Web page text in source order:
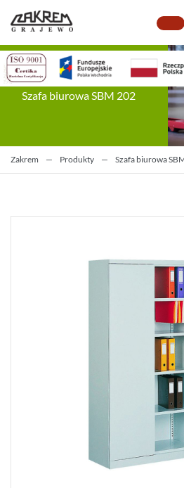
Szafa biurowa SBM 202
Zakrem — Produkty — Szafa biurowa